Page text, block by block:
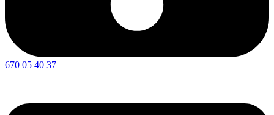
670 05 40 37